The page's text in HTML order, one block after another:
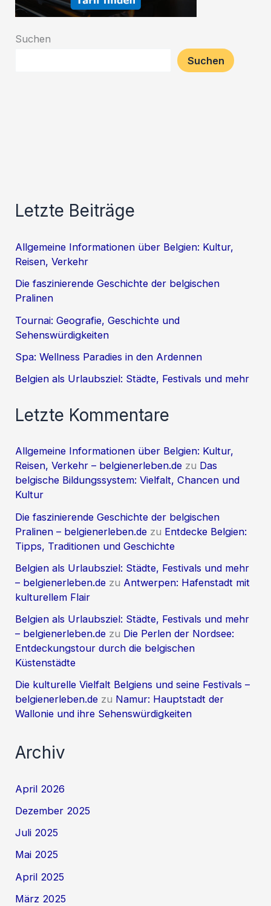
Suchen
Suchen
Letzte Beiträge
Allgemeine Informationen über Belgien: Kultur,
Reisen, Verkehr
Die faszinierende Geschichte der belgischen
Pralinen
Tournai: Geografie, Geschichte und
Sehenswürdigkeiten
Spa: Wellness Paradies in den Ardennen
Belgien als Urlaubsziel: Städte, Festivals und mehr
Letzte Kommentare
Allgemeine Informationen über Belgien: Kultur,
Reisen, Verkehr – belgienerleben.de zu Das
belgische Bildungssystem: Vielfalt, Chancen und
Kultur
Die faszinierende Geschichte der belgischen
Pralinen – belgienerleben.de zu Entdecke Belgien:
Tipps, Traditionen und Geschichte
Belgien als Urlaubsziel: Städte, Festivals und mehr
– belgienerleben.de zu Antwerpen: Hafenstadt mit
kulturellem Flair
Belgien als Urlaubsziel: Städte, Festivals und mehr
– belgienerleben.de zu Die Perlen der Nordsee:
Entdeckungstour durch die belgischen
Küstenstädte
Die kulturelle Vielfalt Belgiens und seine Festivals –
belgienerleben.de zu Namur: Hauptstadt der
Wallonie und ihre Sehenswürdigkeiten
Archiv
April 2026
Dezember 2025
Juli 2025
Mai 2025
April 2025
März 2025